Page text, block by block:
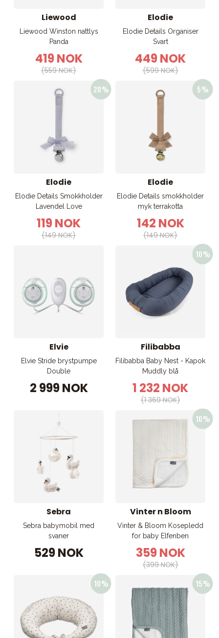
Liewood
Liewood Winston nattlys
Panda
419 NOK
(559 NOK)
Elodie
Elodie Details Organiser
Svart
449 NOK
(599 NOK)
Elodie
Elodie Details Smokkholder
Lavendel Love
119 NOK
(149 NOK)
Elodie
Elodie Details smokkholder
myk terrakotta
142 NOK
(149 NOK)
Elvie
Elvie Stride brystpumpe
Double
2 999 NOK
Filibabba
Filibabba Baby Nest - Kapok
Muddly blå
1 232 NOK
(1 369 NOK)
Sebra
Sebra babymobil med
svaner
529 NOK
Vinter n Bloom
Vinter & Bloom Kosepledd
for baby Elfenben
359 NOK
(399 NOK)